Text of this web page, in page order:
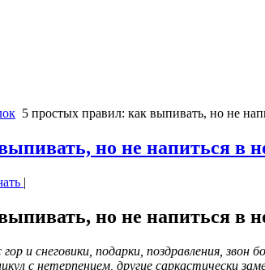
5 простых правил: как выпивать, но не
но не напиться в
|
но не напиться в
и снеговики, подарки, поздравления, звон
с нетерпением, другие саркастически